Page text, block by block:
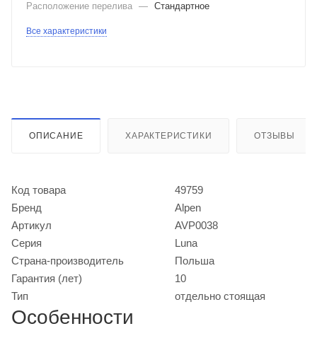
Расположение перелива — Стандартное
Все характеристики
ОПИСАНИЕ ХАРАКТЕРИСТИКИ ОТЗЫВЫ
Код товара
49759
Бренд
Alpen
Артикул
AVP0038
Серия
Luna
Страна-производитель
Польша
Гарантия (лет)
10
Тип
отдельно стоящая
Особенности